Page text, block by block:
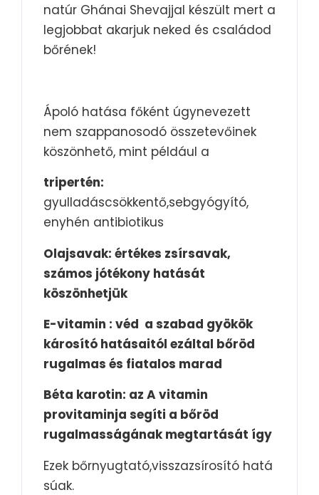
natúr Ghánai Shevajjal készült mert a
legjobbat akarjuk neked és családod
bőrének!
Ápoló hatása főként úgynevezett
nem szappanosodó összetevőinek
köszönhető, mint például a
tripertén:
gyulladáscsökkentő,sebgyógyító,
enyhén antibiotikus
Olajsavak: értékes zsírsavak,
számos jótékony hatását
köszönhetjük
E-vitamin : véd a szabad gyökök
károsító hatásaitól ezáltal bőröd
rugalmas és fiatalos marad
Béta karotin: az A vitamin
provitaminja segíti a bőröd
rugalmasságának megtartását így
Ezek bőrnyugtató,visszazsírosító hatá
súak.